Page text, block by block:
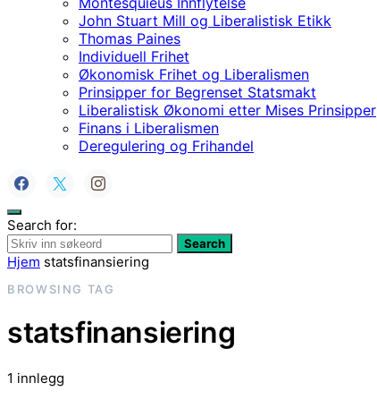
John Stuart Mill og Liberalistisk Etikk
Thomas Paines
Individuell Frihet
Økonomisk Frihet og Liberalismen
Prinsipper for Begrenset Statsmakt
Liberalistisk Økonomi etter Mises Prinsipper
Finans i Liberalismen
Deregulering og Frihandel
Search for:
Search
Hjem statsfinansiering
BROWSING TAG
statsfinansiering
1 innlegg